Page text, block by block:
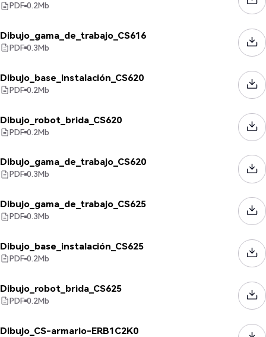
PDF 0.2Mb
Dibujo_gama_de_trabajo_CS616
PDF 0.3Mb
Dibujo_base_instalación_CS620
PDF 0.2Mb
Dibujo_robot_brida_CS620
PDF 0.2Mb
Dibujo_gama_de_trabajo_CS620
PDF 0.3Mb
Dibujo_gama_de_trabajo_CS625
PDF 0.3Mb
Dibujo_base_instalación_CS625
PDF 0.2Mb
Dibujo_robot_brida_CS625
PDF 0.2Mb
Dibujo_CS-armario-ERB1C2K0